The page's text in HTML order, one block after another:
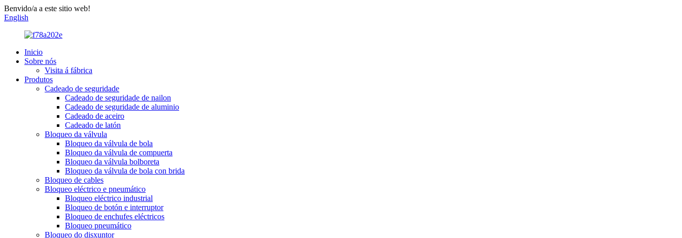
Benvido/a a este sitio web!
English
Inicio
Sobre nós
Visita á fábrica
Produtos
Cadeado de seguridade
Cadeado de seguridade de nailon
Cadeado de seguridade de aluminio
Cadeado de aceiro
Cadeado de latón
Bloqueo da válvula
Bloqueo da válvula de bola
Bloqueo da válvula de compuerta
Bloqueo da válvula bolboreta
Bloqueo da válvula de bola con brida
Bloqueo de cables
Bloqueo eléctrico e pneumático
Bloqueo eléctrico industrial
Bloqueo de botón e interruptor
Bloqueo de enchufes eléctricos
Bloqueo pneumático
Bloqueo do disxuntor